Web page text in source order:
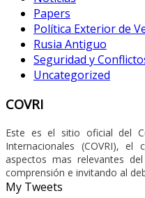
Papers
Política Exterior de
Rusia Antiguo
Seguridad y
Uncategorized
COVRI
Este es el sitio oficial del
Internacionales (COVRI),
aspectos mas relevantes
comprensión e invitando al
My Tweets